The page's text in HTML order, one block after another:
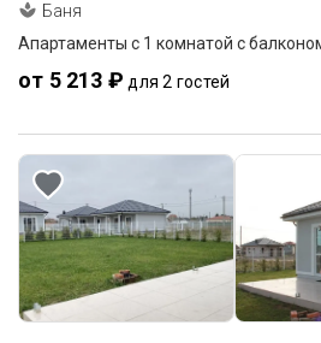
Баня
от 5 213 ₽ для 2 гостей